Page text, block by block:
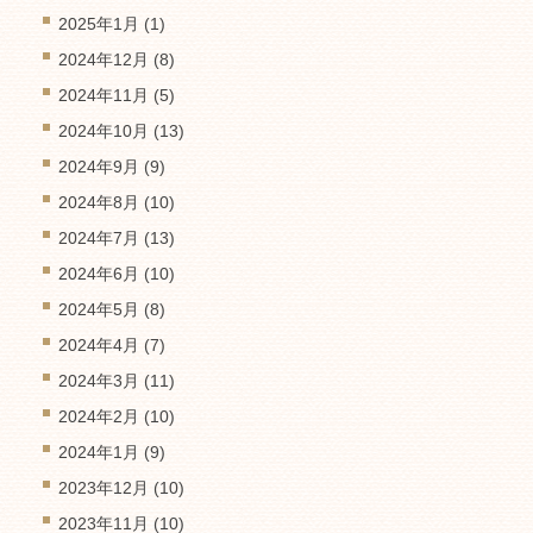
2025年1月 (1)
2024年12月 (8)
2024年11月 (5)
2024年10月 (13)
2024年9月 (9)
2024年8月 (10)
2024年7月 (13)
2024年6月 (10)
2024年5月 (8)
2024年4月 (7)
2024年3月 (11)
2024年2月 (10)
2024年1月 (9)
2023年12月 (10)
2023年11月 (10)